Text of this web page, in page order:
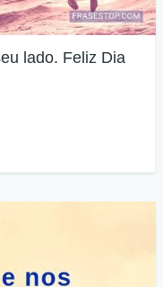
lado. Feliz Dia